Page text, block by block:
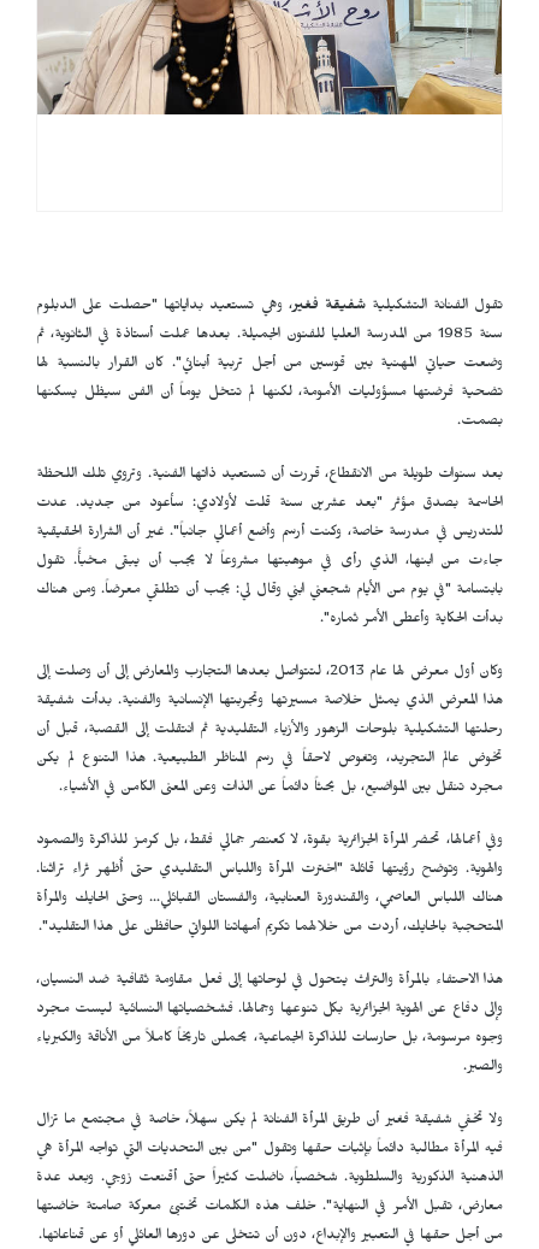
تقول الفنانة التشكيليةشفيقة فغير، وهي تستعيد بداياتها "حصلت على الدبلوم
سنة 1985 من المدرسة العليا للفنون الجميلة. بعدها عملت أستاذة في الثانوية، ثم
وضعت حياتي المهنية بين قوسين من أجل تربية أبنائي". كان القرار بالنسبة لها
تضحية فرضتها مسؤوليات الأمومة، لكنها لم تتخل يوماً أن الفن سيظل يسكنها
بصمت.
بعد سنوات طويلة من الانقطاع، قررت أن تستعيد ذاتها الفنية. وتروي تلك اللحظة
الحاسمة بصدق مؤثر "بعد عشرين سنة قلت لأولادي: سأعود من جديد. عدت
للتدريس في مدرسة خاصة، وكنت أرسم وأضع أعمالي جانباً". غير أن الشرارة الحقيقية
جاءت من ابنها، الذي رأى في موهبتها مشروعاً لا يجب أن يبقى مخبأً. تقول
بابتسامة "في يوم من الأيام شجعني ابني وقال لي: يجب أن تطلقي معرضاً. ومن هناك
بدأت الحكاية وأعطى الأمر ثماره".
وكان أول معرض لها عام 2013، لتتواصل بعدها التجارب والمعارض إلى أن وصلت إلى
هذا المعرض الذي يمثل خلاصة مسيرتها وتجربتها الإنسانية والفنية. بدأت شفيقة
رحلتها التشكيلية بلوحات الزهور والأزياء التقليدية ثم انتقلت إلى القصبة، قبل أن
تخوض عالم التجريد، وتغوص لاحقاً في رسم المناظر الطبيعية. هذا التنوع لم يكن
مجرد تنقل بين المواضيع، بل بحثاً دائماً عن الذات وعن المعنى الكامن في الأشياء.
وفي أعمالها، تحضر المرأة الجزائرية بقوة، لا كعنصر جمالي فقط، بل كرمز للذاكرة والصمود
والهوية. وتوضح رؤيتها قائلة "اخترت المرأة واللباس التقليدي حتى أُظهر ثراء تراثنا.
هناك اللباس العاصمي، والقندورة العنابية، والفستان القبائلي… وحتى الحايك والمرأة
المتحجبة بالحايك، أردت من خلالهما تكريم أمهاتنا اللواتي حافظن على هذا التقليد".
هذا الاحتفاء بالمرأة والتراث يتحول في لوحاتها إلى فعل مقاومة ثقافية ضد النسيان،
وإلى دفاع عن الهوية الجزائرية بكل تنوعها وجمالها. فشخصياتها النسائية ليست مجرد
وجوه مرسومة، بل حارسات للذاكرة الجماعية، يحملن تاريخاً كاملاً من الأناقة والكبرياء
والصبر.
ولا تخفي شفيقة فغير أن طريق المرأة الفنانة لم يكن سهلاً، خاصة في مجتمع ما تزال
فيه المرأة مطالبة دائماً بإثبات حقها وتقول "من بين التحديات التي تواجه المرأة هي
الذهنية الذكورية والسلطوية. شخصياً، ناضلت كثيراً حتى أقنعت زوجي. وبعد عدة
معارض، تقبل الأمر في النهاية". خلف هذه الكلمات تختبئ معركة صامتة خاضتها
من أجل حقها في التعبير والإبداع، دون أن تتخلى عن دورها العائلي أو عن قناعاتها.